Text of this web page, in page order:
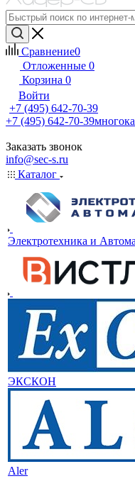
Сравнение0
Отложенные 0
Корзина 0
Войти
+7 (495) 642-70-39
+7 (495) 642-70-39
Заказать звонок
info@sec-s.ru
Каталог
Электротехника и
ЭКСКОН
Aler